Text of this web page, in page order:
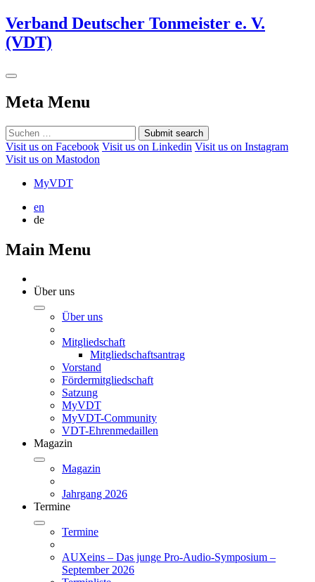
Verband Deutscher Tonmeister e. V.
(VDT)
Meta Menu
Submit search
Visit us on Facebook Visit us on Linkedin Visit us on Instagram
Visit us on Mastodon
MyVDT
en
de
Main Menu
Über uns
Über uns
Mitgliedschaft
Mitgliedschaftsantrag
Vorstand
Fördermitgliedschaft
Satzung
MyVDT
MyVDT-Community
VDT-Ehrenmedaillen
Magazin
Magazin
Jahrgang 2026
Termine
Termine
AUXeins – Das junge Pro-Audio-Symposium –
September 2026